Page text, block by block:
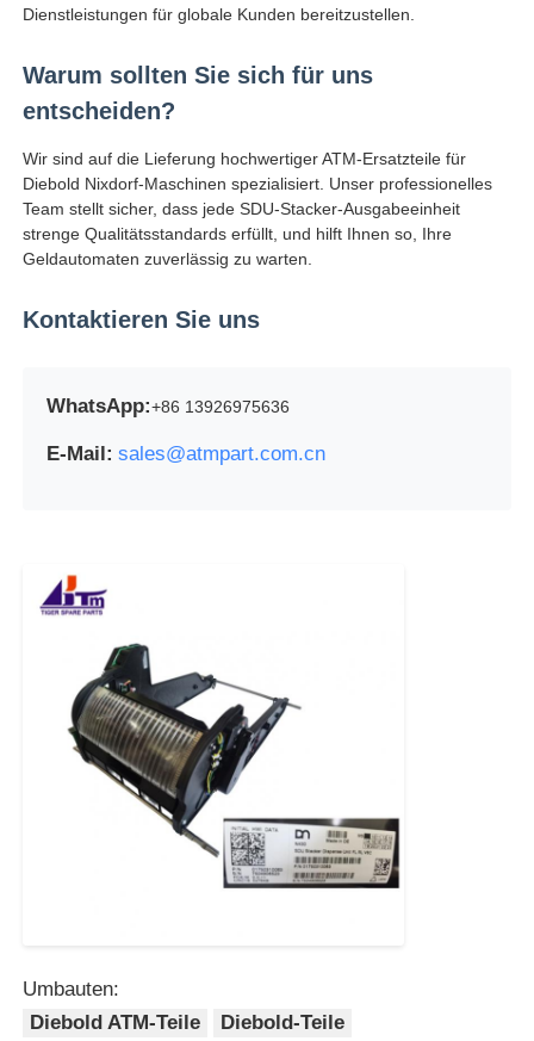
Rechnungszähler
Karten-Drucker
Pos-Maschine
Geldautomat
Dienstleistungen für globale Kunden bereitzustellen.
Warum sollten Sie sich für uns
entscheiden?
Wir sind auf die Lieferung hochwertiger ATM-Ersatzteile für
Diebold Nixdorf-Maschinen spezialisiert. Unser professionelles
Team stellt sicher, dass jede SDU-Stacker-Ausgabeeinheit
strenge Qualitätsstandards erfüllt, und hilft Ihnen so, Ihre
Geldautomaten zuverlässig zu warten.
Kontaktieren Sie uns
WhatsApp:+86 13926975636
E-Mail: sales@atmpart.com.cn
Umbauten:
Diebold ATM-Teile
Diebold-Teile